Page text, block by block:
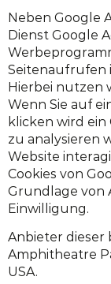
Neben Google
Dienst Google
Seitenaufrufen
Hierbei nutzen
Wenn Sie auf
klicken wird ein
zu analysieren
Website
Cookies von
Grundlage von
Einwilligung.
Anbieter dieser
Amphitheatre
USA.